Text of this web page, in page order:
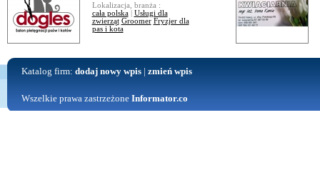
Lokalizacja, branża :
cała polska| Usługi dla
zwierząt Groomer Fryzjer dla
pas i kota
Katalog firm: dodaj nowy wpis| zmień wpis
Wszelkie prawa zastrzeżone Informator.co